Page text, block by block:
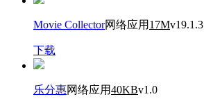
Movie Collector网络应用 17Mv19.1.3
下载
乐分惠网络应用40KBv1.0